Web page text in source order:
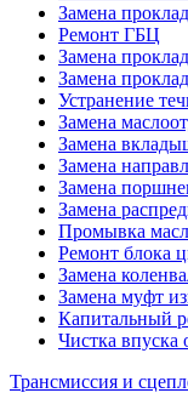
Замена
Ремонт ГБЦ
Замена
Замена
Устранение
Замена
Замена
Замена
Замена
Замена
Промывка
Ремонт блока
Замена
Замена муфт
Капитальный
Чистка впуска
Трансмиссия и